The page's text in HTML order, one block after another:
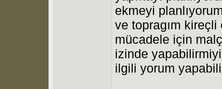
ekmeyi
ve topragım
mücadele için
izinde
ilgili yorum